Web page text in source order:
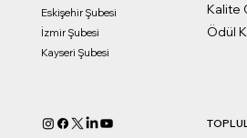
Ödül
Eskişehir Şubesi
İzmir Şubesi
Kayseri Şubesi